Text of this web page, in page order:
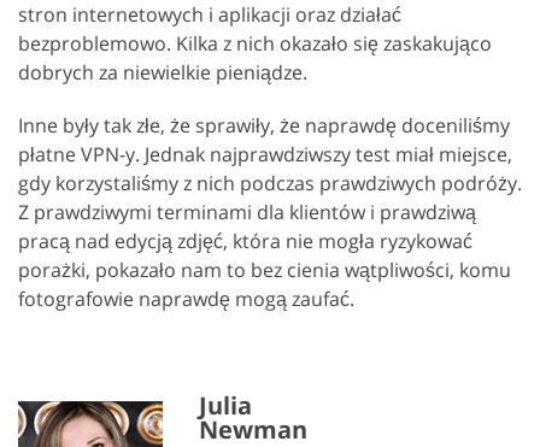
stron internetowych i aplikacji oraz działać
bezproblemowo. Kilka z nich okazało się zaskakująco
dobrych za niewielkie pieniądze.
Inne były tak złe, że sprawiły, że naprawdę doceniliśmy
płatne VPN-y. Jednak najprawdziwszy test miał miejsce,
gdy korzystaliśmy z nich podczas prawdziwych podróży.
Z prawdziwymi terminami dla klientów i prawdziwą
pracą nad edycją zdjęć, która nie mogła ryzykować
porażki, pokazało nam to bez cienia wątpliwości, komu
fotografowie naprawdę mogą zaufać.
Julia
Newman